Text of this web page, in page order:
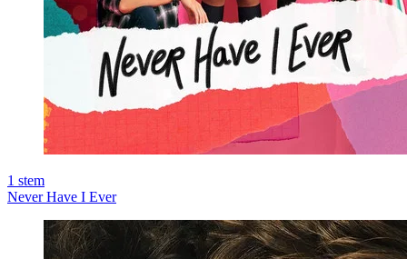
1 stem
Never Have I Ever